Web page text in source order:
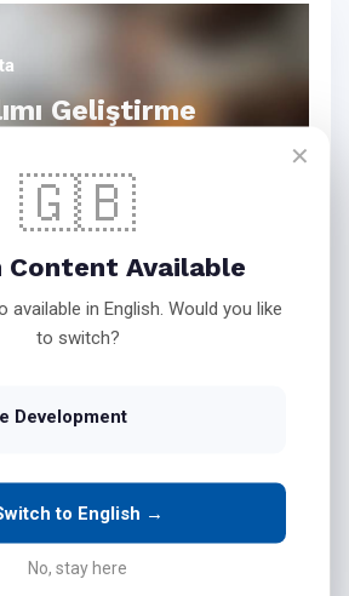
Geliştirme
Web Yazılım
Masaüstü
✕
🇬🇧
Content Available
available in English. Would you like
to switch?
Development
to English →
No, stay here